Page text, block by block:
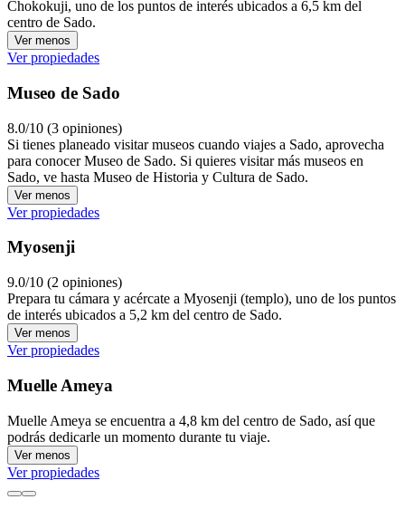
Chokokuji, uno de los puntos de interés ubicados a 6,5 km del
centro de Sado.
Ver menos
Ver propiedades
Museo de Sado
8.0/10 (3 opiniones)
Si tienes planeado visitar museos cuando viajes a Sado, aprovecha
para conocer Museo de Sado. Si quieres visitar más museos en
Sado, ve hasta Museo de Historia y Cultura de Sado.
Ver menos
Ver propiedades
Myosenji
9.0/10 (2 opiniones)
Prepara tu cámara y acércate a Myosenji (templo), uno de los puntos
de interés ubicados a 5,2 km del centro de Sado.
Ver menos
Ver propiedades
Muelle Ameya
Muelle Ameya se encuentra a 4,8 km del centro de Sado, así que
podrás dedicarle un momento durante tu viaje.
Ver menos
Ver propiedades